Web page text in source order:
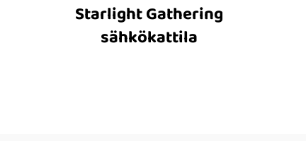
Starlight Gathering
sähkökattila